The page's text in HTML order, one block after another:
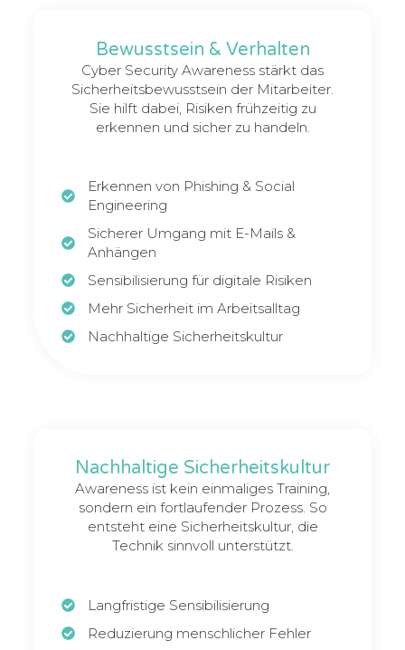
Bewusstsein & Verhalten
Cyber Security Awareness stärkt das
Sicherheitsbewusstsein der Mitarbeiter.
Sie hilft dabei, Risiken frühzeitig zu
erkennen und sicher zu handeln.
Erkennen von Phishing & Social
Engineering
Sicherer Umgang mit E-Mails &
Anhängen
Sensibilisierung für digitale Risiken
Mehr Sicherheit im Arbeitsalltag
Nachhaltige Sicherheitskultur
Nachhaltige Sicherheitskultur
Awareness ist kein einmaliges Training,
sondern ein fortlaufender Prozess. So
entsteht eine Sicherheitskultur, die
Technik sinnvoll unterstützt.
Langfristige Sensibilisierung
Reduzierung menschlicher Fehler